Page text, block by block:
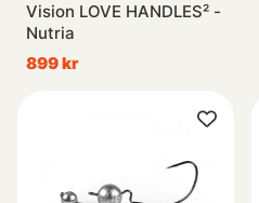
Vision LOVE HANDLES² -
Nutria
899 kr